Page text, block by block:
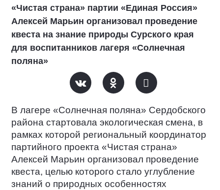
«Чистая страна» партии «Единая Россия»
Алексей Марьин организовал проведение
квеста на знание природы Сурского края
для воспитанников лагеря «Солнечная
поляна»
В лагере «Солнечная поляна» Сердобского
района стартовала экологическая смена, в
рамках которой региональный координатор
партийного проекта «Чистая страна»
Алексей Марьин организовал проведение
квеста, целью которого стало углубление
знаний о природных особенностях